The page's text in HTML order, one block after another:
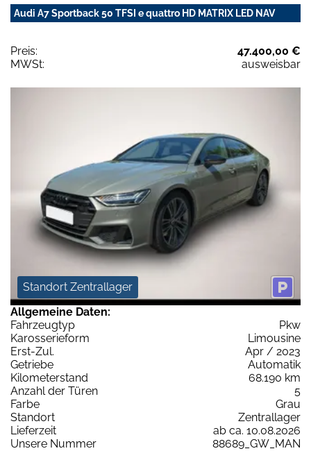
Audi A7 Sportback 50 TFSI e quattro HD MATRIX LED NAV
Preis:
47.400,00 €
MWSt:
ausweisbar
Standort Zentrallager
Allgemeine Daten:
Fahrzeugtyp
Pkw
Karosserieform
Limousine
Erst-Zul.
Apr / 2023
Getriebe
Automatik
Kilometerstand
68.190 km
Anzahl der Türen
5
Farbe
Grau
Standort
Zentrallager
Lieferzeit
ab ca. 10.08.2026
Unsere Nummer
88689_GW_MAN